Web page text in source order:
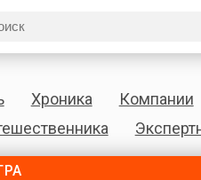
Хроника Компании